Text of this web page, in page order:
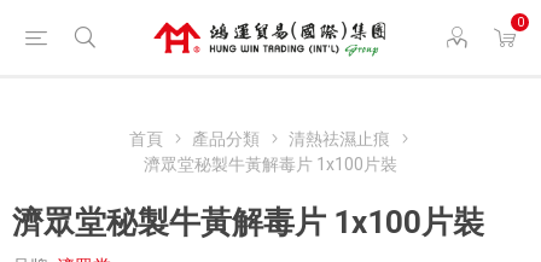
0
首頁 產品分類
清熱祛濕止痕
濟眾堂秘製牛黃解毒片 1x100片裝
濟眾堂秘製牛黃解毒片 1x100片裝